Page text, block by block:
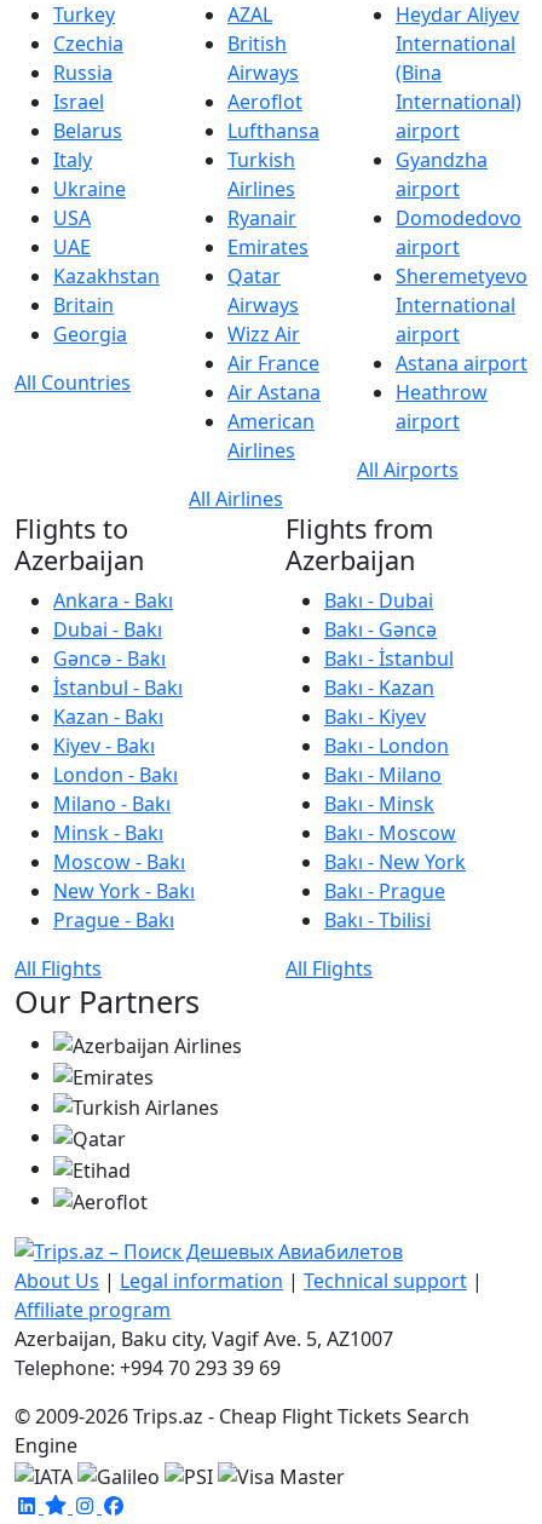
Turkey
Czechia
Russia
Israel
Belarus
Italy
Ukraine
USA
UAE
Kazakhstan
Britain
Georgia
All Countries
AZAL
British
Airways
Aeroflot
Lufthansa
Turkish
Airlines
Ryanair
Emirates
Qatar
Airways
Wizz Air
Air France
Air Astana
American
Airlines
All Airlines
Heydar Aliyev
International
(Bina
International)
airport
Gyandzha
airport
Domodedovo
airport
Sheremetyevo
International
airport
Astana airport
Heathrow
airport
All Airports
Flights to
Azerbaijan
Ankara - Bakı
Dubai - Bakı
Gəncə - Bakı
İstanbul - Bakı
Kazan - Bakı
Kiyev - Bakı
London - Bakı
Milano - Bakı
Minsk - Bakı
Moscow - Bakı
New York - Bakı
Prague - Bakı
All Flights
Flights from
Azerbaijan
Bakı - Dubai
Bakı - Gəncə
Bakı - İstanbul
Bakı - Kazan
Bakı - Kiyev
Bakı - London
Bakı - Milano
Bakı - Minsk
Bakı - Moscow
Bakı - New York
Bakı - Prague
Bakı - Tbilisi
All Flights
Our Partners
About Us | Legal information | Technical support |
Affiliate program
Azerbaijan, Baku city, Vagif Ave. 5, AZ1007
Telephone: +994 70 293 39 69
© 2009-2026 Trips.az - Cheap Flight Tickets Search
Engine